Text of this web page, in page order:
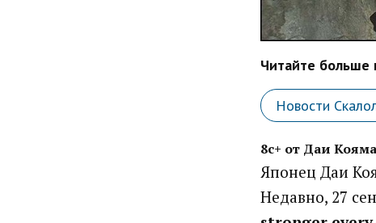
Читайте больше
Новости
8с+ от Даи
Японец Даи
Недавно, 27